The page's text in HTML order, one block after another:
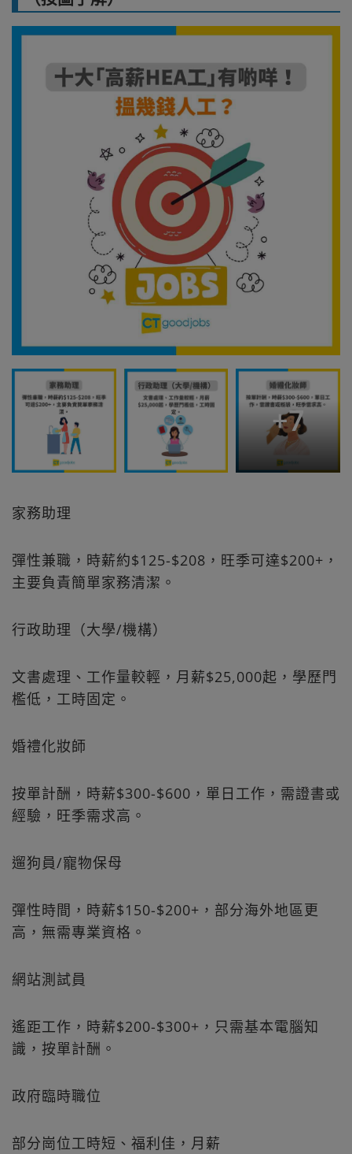
+7
家務助理
彈性兼職，時薪約$125-$208，旺季可達$200+，
主要負責簡單家務清潔。
行政助理（大學/機構）
文書處理、工作量較輕，月薪$25,000起，學歷門
檻低，工時固定。
婚禮化妝師
按單計酬，時薪$300-$600，單日工作，需證書或
經驗，旺季需求高。
遛狗員/寵物保母
彈性時間，時薪$150-$200+，部分海外地區更
高，無需專業資格。
網站測試員
遙距工作，時薪$200-$300+，只需基本電腦知
識，按單計酬。
政府臨時職位
部分崗位工時短、福利佳，月薪